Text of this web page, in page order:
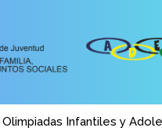
Infantiles y